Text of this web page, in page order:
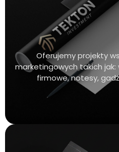
Oferujemy projekty
marketingowych takich
firmowe, notesy,